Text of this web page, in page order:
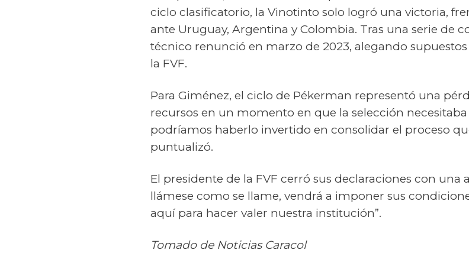
ciclo clasificatorio, la Vinotinto solo logró una victoria,
ante Uruguay, Argentina y Colombia. Tras una serie de
técnico renunció en marzo de 2023, alegando
la FVF.
Para Giménez, el ciclo de Pékerman representó una
recursos en un momento en que la selección necesitaba
podríamos haberlo invertido en consolidar el proceso
puntualizó.
El presidente de la FVF cerró sus declaraciones con una
llámese como se llame, vendrá a imponer sus
aquí para hacer valer nuestra institución”.
Tomado de Noticias Caracol